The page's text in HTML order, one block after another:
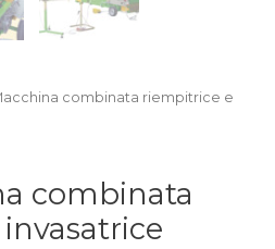
combinata riempitrice e
combinata